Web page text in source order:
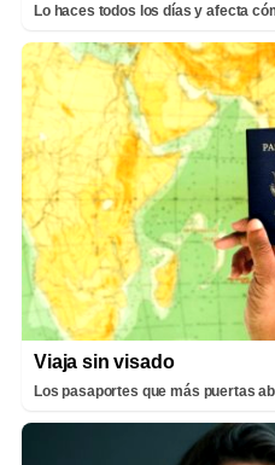
Lo haces todos los días y afecta
Viaja sin visado
Los pasaportes que más puertas